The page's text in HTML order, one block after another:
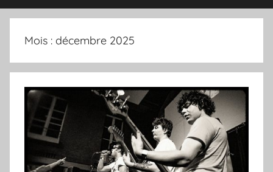
Mois : décembre 2025